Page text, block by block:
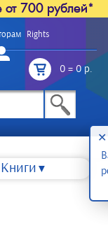
от 700 рублей*
Rights
Войти
0=0 р.
Книги
✕